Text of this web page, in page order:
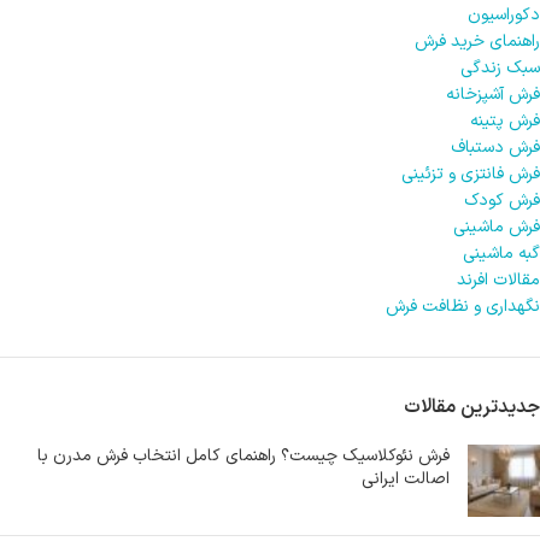
دکوراسیون
راهنمای خرید فرش
سبک زندگی
فرش آشپزخانه
فرش پتینه
فرش دستباف
فرش فانتزی و تزئینی
فرش کودک
فرش ماشینی
گبه ماشینی
مقالات افرند
نگهداری و نظافت فرش
جدیدترین مقالات
فرش نئوکلاسیک چیست؟ راهنمای کامل انتخاب فرش مدرن با
اصالت ایرانی